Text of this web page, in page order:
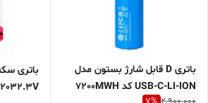
باتری D قابل شارژ بستون مدل
USB-C-LI-ION کد 7200MWH
2032.3V